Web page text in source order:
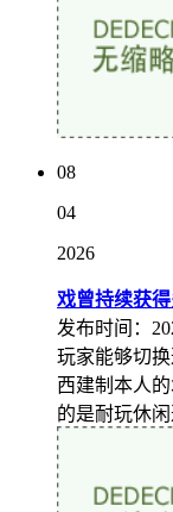
08
04
2026
戏曾持续获
发布时间：
玩家能够切
西建制本人
的是耐玩休